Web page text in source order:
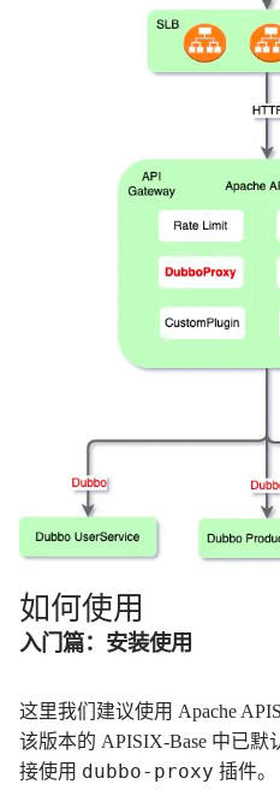
如何使用
入门篇：安装使用
这里我们建议使用 Apache
该版本的 APISIX-Base 中已默
接使用 dubbo-proxy 插件。